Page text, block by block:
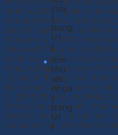
inox
(
trang
trí
)
Kim
thu
sét
nhựa
(
trang
trí
)
hình của Do. Nghiên cứu
mía và RHA đều có thể
tiền để loại bỏ các ion kim
El-Said et al. (2010) thực
hiệu suất hấp phụ của RHA
Cd (II) và Hg (II) trong
rằng, sự hấp phụ cao nhất
(II) và Cd (II) được xác định
đối với ion Cd (II) cao hơn
al. (2011) đã sử dụng RHA
khỏi dung dịch nước. Khả
hấp các ion Zn (II) cao hơn
với các ion Se (IV) (theo